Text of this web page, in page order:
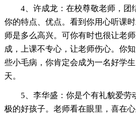
4、许成龙：在校尊敬老师，团
你的特点、优点。看到你用心听课
师是多么高兴。可你有时也很让老
成，上课不专心，让老师伤心。你
些小毛病，你肯定会成为一名好学
天。
5、李华盛：你是个有礼貌爱劳
极的好孩子。老师看在眼里，喜在